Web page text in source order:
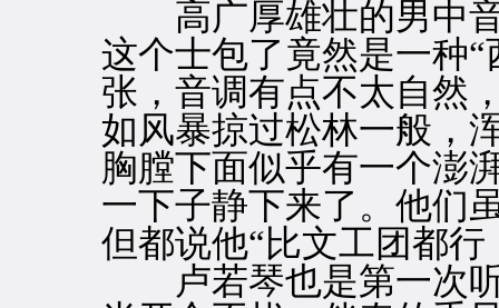
高广厚雄壮的男中音
这个士包了竟然是一种
张，音调有点不太自然
如风暴掠过松林一般，
胸膛下面似乎有一个
一下子静下来了。他们
但都说他“比文工团都行
卢若琴也是第一次听